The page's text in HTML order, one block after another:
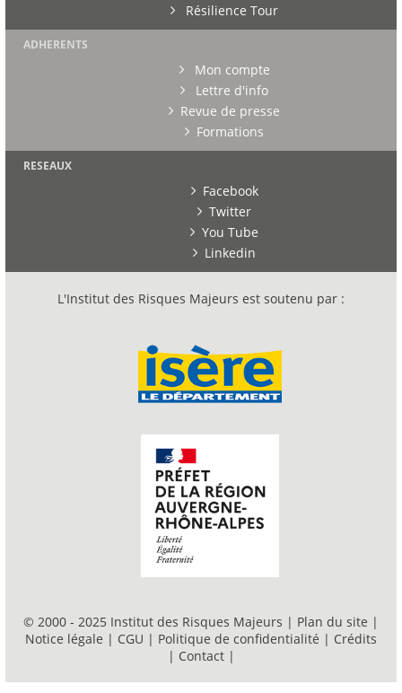
Résilience Tour
ADHERENTS
Mon compte
Lettre d'info
Revue de presse
Formations
RESEAUX
Facebook
Twitter
You Tube
Linkedin
L'Institut des Risques Majeurs est soutenu par :
© 2000 - 2025 Institut des Risques Majeurs | Plan du site |
Notice légale | CGU | Politique de confidentialité | Crédits
| Contact |